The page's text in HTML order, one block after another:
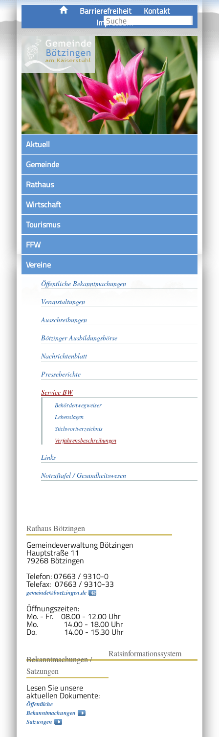
Barrierefreiheit
Kontakt
Impressum
Aktuell
Gemeinde
Rathaus
Wirtschaft
Tourismus
FFW
VereineSatzungen
Öffentliche Bekanntmachungen
Veranstaltungen
Ausschreibungen
Bötzinger Ausbildungsbörse
Nachrichtenblatt
Presseberichte
Service BW
Behördenwegweiser
Lebenslagen
Stichwortverzeichnis
Verfahrensbeschreibungen
Links
Notruftafel / Gesundheitswesen
Rathaus Bötzingen
Gemeindeverwaltung Bötzingen
Hauptstraße 11
79268 Bötzingen
Telefon: 07663 / 9310-0
Telefax: 07663 / 9310-33
gemeinde@boetzingen.de
Öffnungszeiten:
Mo. - Fr. 08.00 - 12.00 Uhr
Mo. 14.00 - 18.00 Uhr
Do. 14.00 - 15.30 Uhr
Bekanntmachungen /
Satzungen
Lesen Sie unsere
aktuellen Dokumente:
Öffentliche
Bekanntmachungen
Satzungen
Ratsinformationssystem